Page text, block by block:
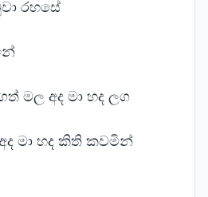
රහසේ
මල අද මා හද ලග
මා හද කිති කවමින්